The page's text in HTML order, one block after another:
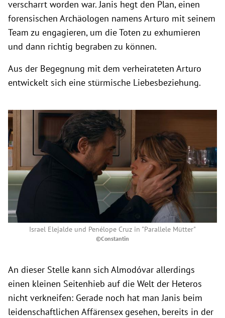
verscharrt worden war. Janis hegt den Plan, einen
forensischen Archäologen namens Arturo mit seinem
Team zu engagieren, um die Toten zu exhumieren
und dann richtig begraben zu können.
Aus der Begegnung mit dem verheirateten Arturo
entwickelt sich eine stürmische Liebesbeziehung.
Israel Elejalde und Penélope Cruz in "Parallele Mütter"
©Constantin
An dieser Stelle kann sich Almodóvar allerdings
einen kleinen Seitenhieb auf die Welt der Heteros
nicht verkneifen: Gerade noch hat man Janis beim
leidenschaftlichen Affärensex gesehen, bereits in der